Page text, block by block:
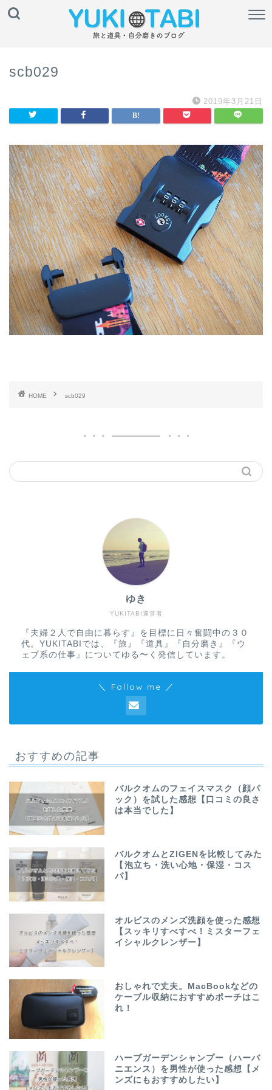
scb029
2019年3月21日
HOME scb029
YUKITABI運営者
ゆき
『夫婦２人で自由に暮らす』を目標に日々奮闘中の３０
代。YUKITABIでは、『旅』『道具』『自分磨き』『ウ
ェブ系の仕事』についてゆる〜く発信しています。
＼ Follow me ／
おすすめの記事
バルクオムのフェイスマスク（顔パ
ック）を試した感想【口コミの良さ
は本当でした】
バルクオムとZIGENを比較してみた
【泡立ち・洗い心地・保湿・コス
パ】
オルビスのメンズ洗顔を使った感想
【スッキリすべすべ！ミスターフェ
イシャルクレンザー】
おしゃれで丈夫。MacBookなどの
ケーブル収納におすすめポーチはこ
れ！
ハーブガーデンシャンプー（ハーバ
ニエンス）を男性が使った感想【メ
ンズにもおすすめしたい】